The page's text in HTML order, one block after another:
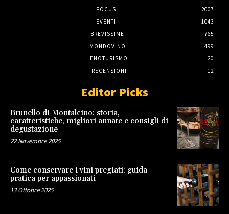
FOCUS
2007
EVENTI
1043
BREVISSIME
765
MONDOVINO
499
ENOTURISMO
20
RECENSIONI
12
Editor Picks
Brunello di Montalcino: storia,
caratteristiche, migliori annate e consigli di
degustazione
22 Novembre 2025
Come conservare i vini pregiati: guida
pratica per appassionati
13 Ottobre 2025